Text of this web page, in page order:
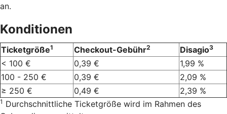
an.
Konditionen
Ticketgröße1 Checkout-Gebühr2 Disagio3
< 100 € 0,39 €
1,99 %
100 - 250 €
0,39 €
2,09 %
≥ 250 €
0,49 € 2,39 %
1 Durchschnittliche Ticketgröße wird im Rahmen des